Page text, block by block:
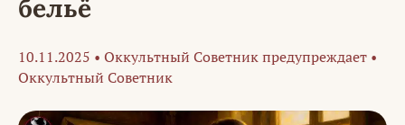
бельё
10.11.2025 • Оккультный Советник предупреждает •
Оккультный Советник